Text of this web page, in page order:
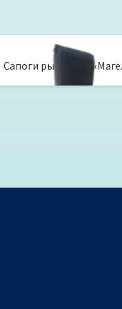
Сапоги рыбацкие